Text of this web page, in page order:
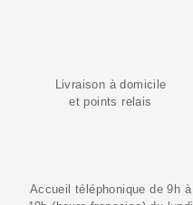
Livraison à domicile
et points relais
Accueil téléphonique de 9h à